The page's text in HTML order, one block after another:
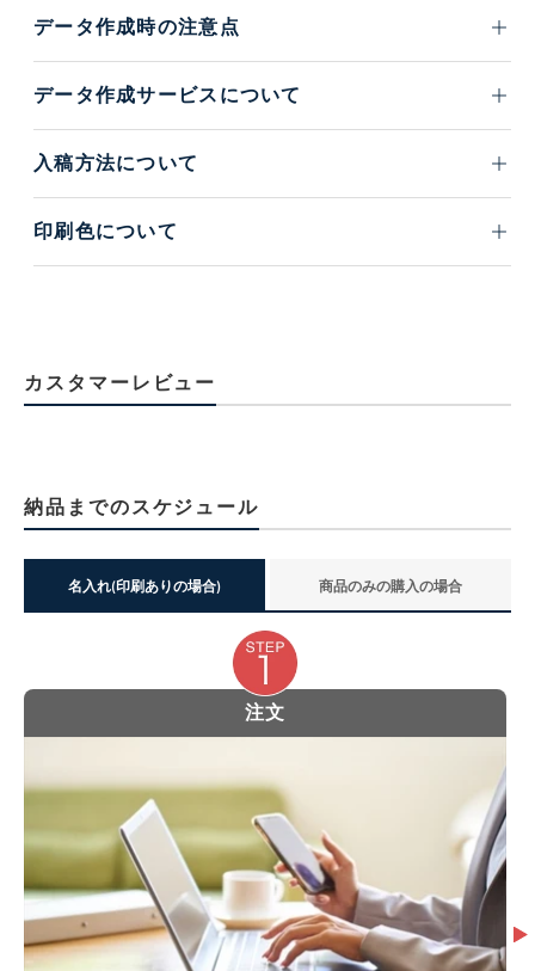
データ作成時の注意点
データ作成サービスについて
入稿方法について
印刷色について
カスタマーレビュー
納品までのスケジュール
名入れ(印刷ありの場合) 商品のみの購入の場合
注文